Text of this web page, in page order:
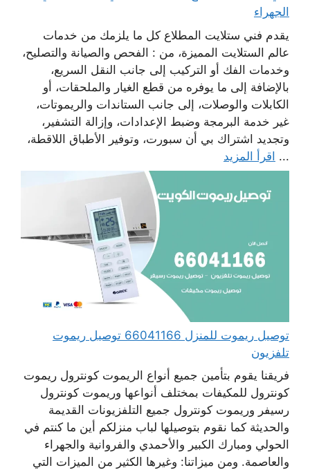
الجهراء
يقدم فني ستلايت المطلاع كل ما يلزمك من خدمات
عالم الستلايت المميزة، من : الفحص والصيانة والتصليح،
وخدمات الفك أو التركيب إلى جانب النقل السريع،
بالإضافة إلى ما يوفره من قطع الغيار والملحقات، أو
الكابلات والوصلات، إلى جانب الستاندات والريموتات،
غير خدمة البرمجة وضبط الإعدادات، وإزالة التشفير،
وتجديد اشتراك بي أن سبورت، وتوفير الأطباق اللاقطة،
... اقرأ المزيد
توصيل ريموت للمنزل 66041166 توصيل ريموت
تلفزيون
فريقنا يقوم بتأمين جميع أنواع الريموت كونترول ريموت
كونترول للمكيفات بمختلف أنواعها وريموت كونترول
رسيفر وريموت كونترول جميع التلفزيونات القديمة
والحديثة كما نقوم بتوصيلها لباب منزلكم أين ما كنتم في
الحولي ومبارك الكبير والأحمدي والفروانية والجهراء
والعاصمة. ومن ميزاتنا: وغيرها الكثير من الميزات التي